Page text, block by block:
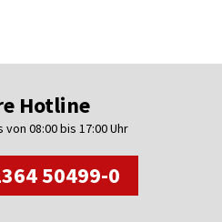
Hotline
08:00 bis 17:00 Uhr
50499-0